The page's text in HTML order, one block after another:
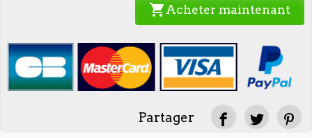
shopping_cart Acheter maintenant
Partager